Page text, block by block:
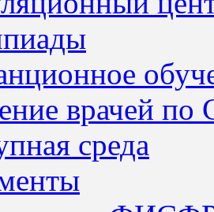
врачей по
среда